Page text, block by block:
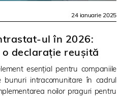
24 ianuarie 2025
ul în 2026:
declarație reușită
esențial pentru companiile
bunuri intracomunitare în cadrul
noilor praguri pentru